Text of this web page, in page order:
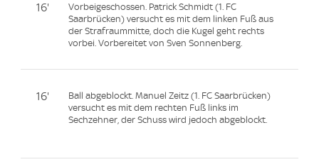
16'
Vorbeigeschossen. Patrick Schmidt (1. FC
Saarbrücken) versucht es mit dem linken Fuß aus
der Strafraummitte, doch die Kugel geht rechts
vorbei. Vorbereitet von Sven Sonnenberg.
16'
Ball abgeblockt. Manuel Zeitz (1. FC Saarbrücken)
versucht es mit dem rechten Fuß links im
Sechzehner, der Schuss wird jedoch abgeblockt.